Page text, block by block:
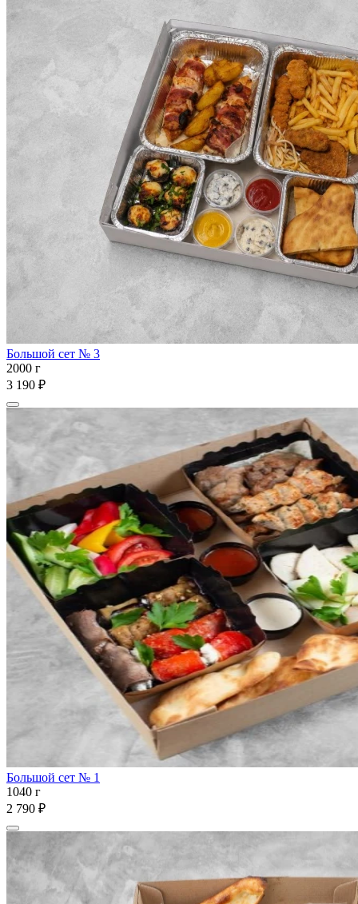
Большой сет № 3
2000 г
3 190 ₽
Большой сет № 1
1040 г
2 790 ₽